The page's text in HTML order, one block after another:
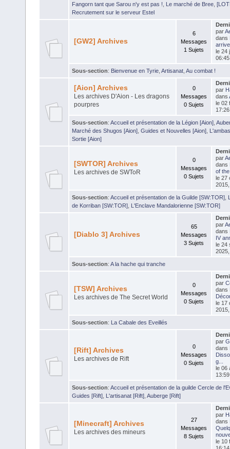
Fangorn tant que Sarou n'y est pas !
Le marché de Bree
Recrutement sur le serveur Estel
[GW2] Archives
6
Messages
1 Sujets
par
dans
le 24
Sous-section: Bienvenue en Tyrie Artisanat Au combat !
[Aion] Archives
Les archives D'Aion - Les dragons
pourpres
0
Messages
0 Sujets
par
dans
le 02
Sous-section: Accueil et présentation de la Légion [Aion]
Marché des Shugos [Aion] Guides et Nouvelles [Aion]
Sortie [Aion]
[SWTOR] Archives
Les archives de SWToR
0
Messages
0 Sujets
par
dans
of
le 27
Sous-section: Accueil et présentation de la Guilde [SW:TOR]
de Korriban [SW:TOR] L'Enclave Mandalorienne [SW:TOR]
[Diablo 3] Archives
65
Messages
3 Sujets
par
dans
IV
le 24
Sous-section: A la hache qui tranche
[TSW] Archives
Les archives de The Secret World
0
Messages
0 Sujets
par
dans
le 17
Sous-section: La Cabale des Eveillés
[Rift] Archives
Les archives de Rift
0
Messages
0 Sujets
par
dans
g...
le 06
Sous-section: Accueil et présentation de la guilde Cercle de
Guides [Rift] L'artisanat [Rift] Auberge [Rift]
[Minecraft] Archives
Les archives des mineurs
27
Messages
8 Sujets
par
dans
le 10